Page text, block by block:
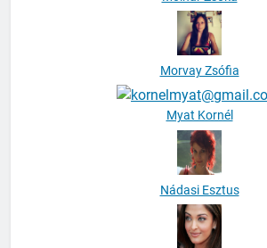
Morvay Zsófia
Myat Kornél
Nádasi Esztus